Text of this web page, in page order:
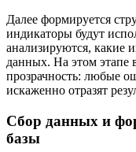
Далее формируется
индикаторы будут
анализируются, какие
данных. На этом этапе
прозрачность: любые
искаженно отразят
Сбор данных и
базы